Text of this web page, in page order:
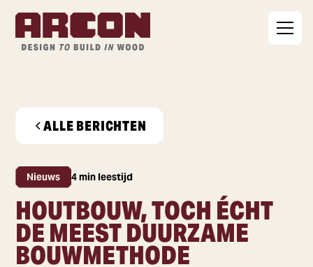
ALLE BERICHTEN
Nieuws 4 min leestijd
HOUTBOUW, TOCH ÉCHT
DE MEEST DUURZAME
BOUWMETHODE